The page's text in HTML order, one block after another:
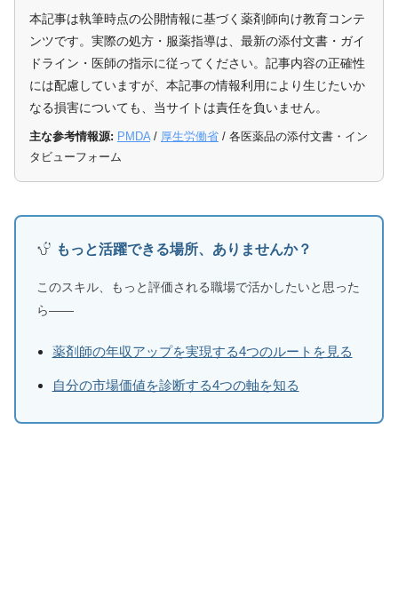
本記事は執筆時点の公開情報に基づく薬剤師向け教育コンテ
ンツです。実際の処方・服薬指導は、最新の添付文書・ガイ
ドライン・医師の指示に従ってください。記事内容の正確性
には配慮していますが、本記事の情報利用により生じたいか
なる損害についても、当サイトは責任を負いません。
主な参考情報源: PMDA / 厚生労働省 / 各医薬品の添付文書・イン
タビューフォーム
もっと活躍できる場所、ありませんか？
このスキル、もっと評価される職場で活かしたいと思った
ら——
薬剤師の年収アップを実現する4つのルートを見る
自分の市場価値を診断する4つの軸を知る